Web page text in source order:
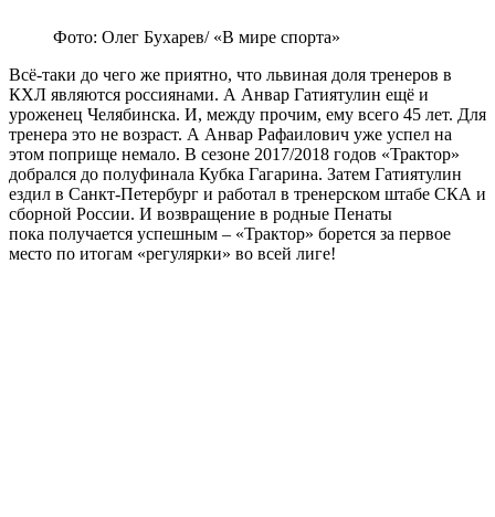
Фото: Олег Бухарев/ «В мире спорта»
Всё-таки до чего же приятно, что львиная доля тренеров в
КХЛ являются россиянами. А Анвар Гатиятулин ещё и
уроженец Челябинска. И, между прочим, ему всего 45 лет. Для
тренера это не возраст. А Анвар Рафаилович уже успел на
этом поприще немало. В сезоне 2017/2018 годов «Трактор»
добрался до полуфинала Кубка Гагарина. Затем Гатиятулин
ездил в Санкт-Петербург и работал в тренерском штабе СКА и
сборной России. И возвращение в родные Пенаты
пока получается успешным – «Трактор» борется за первое
место по итогам «регулярки» во всей лиге!